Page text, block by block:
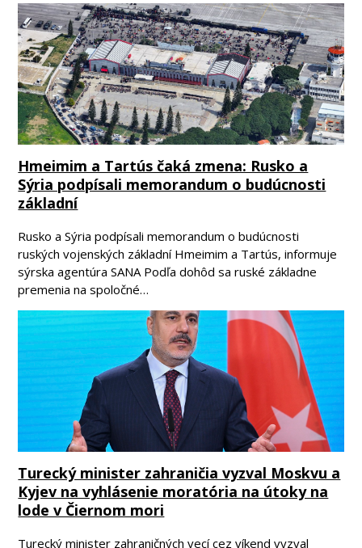
Hmeimim a Tartús čaká zmena: Rusko a
Sýria podpísali memorandum o budúcnosti
základní
Rusko a Sýria podpísali memorandum o budúcnosti
ruských vojenských základní Hmeimim a Tartús, informuje
sýrska agentúra SANA Podľa dohôd sa ruské základne
premenia na spoločné…
Turecký minister zahraničia vyzval Moskvu a
Kyjev na vyhlásenie moratória na útoky na
lode v Čiernom mori
Turecký minister zahraničných vecí cez víkend vyzval